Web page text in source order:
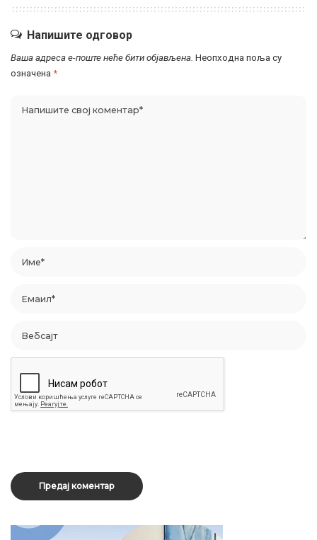
Напишите одговор
Ваша адреса е-поште неће бити објављена. Неопходна поља су
означена *